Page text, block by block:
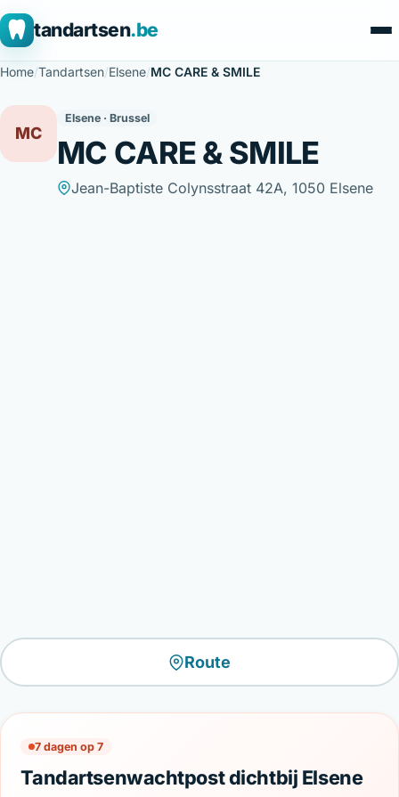
tandartsen.be
Home/Tandartsen/Elsene/MC CARE & SMILE
MC
Elsene · Brussel
MC CARE & SMILE
Jean-Baptiste Colynsstraat 42A, 1050 Elsene
Route
7 dagen op 7
Tandartsenwachtpost dichtbij Elsene